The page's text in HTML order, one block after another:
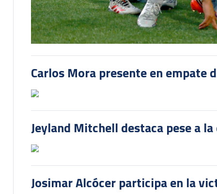
Carlos Mora presente en empate
Jeyland Mitchell destaca pese a
Josimar Alcócer participa en la